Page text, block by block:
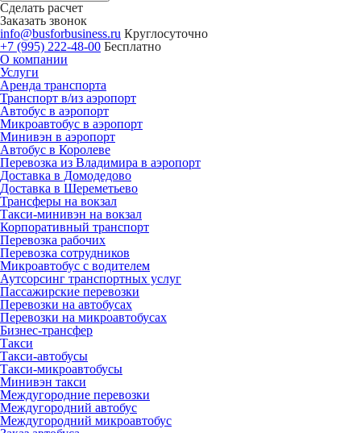
Сделать расчет
Заказать звонок
info@busforbusiness.ru Круглосуточно
+7 (995) 222-48-00 Бесплатно
О компании
Услуги
Аренда транспорта
Транспорт в/из аэропорт
Автобус в аэропорт
Микроавтобус в аэропорт
Минивэн в аэропорт
Автобус в Королеве
Перевозка из Владимира в аэропорт
Доставка в Домодедово
Доставка в Шереметьево
Трансферы на вокзал
Такси-минивэн на вокзал
Корпоративный транспорт
Перевозка рабочих
Перевозка сотрудников
Микроавтобус с водителем
Аутсорсинг транспортных услуг
Пассажирские перевозки
Перевозки на автобусах
Перевозки на микроавтобусах
Бизнес-трансфер
Такси
Такси-автобусы
Такси-микроавтобусы
Минивэн такси
Междугородние перевозки
Междугородний автобус
Междугородний микроавтобус